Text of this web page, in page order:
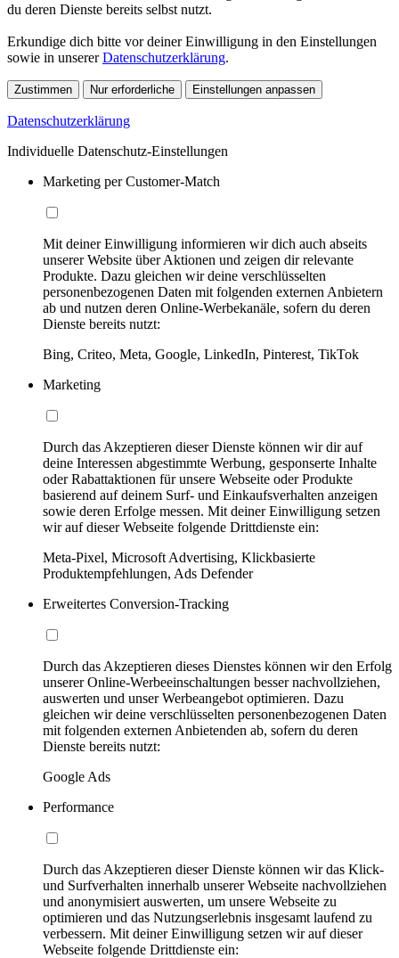
du deren Dienste bereits selbst nutzt.
Erkundige dich bitte vor deiner Einwilligung in den Einstellungen
sowie in unsererDatenschutzerklärung.
Zustimmen Nur erforderliche Einstellungen anpassen
Datenschutzerklärung
Individuelle Datenschutz-Einstellungen
Marketing per Customer-Match
Mit deiner Einwilligung informieren wir dich auch abseits
unserer Website über Aktionen und zeigen dir relevante
Produkte. Dazu gleichen wir deine verschlüsselten
personenbezogenen Daten mit folgenden externen Anbietern
ab und nutzen deren Online-Werbekanäle, sofern du deren
Dienste bereits nutzt:
Bing, Criteo, Meta, Google, LinkedIn, Pinterest, TikTok
Marketing
Durch das Akzeptieren dieser Dienste können wir dir auf
deine Interessen abgestimmte Werbung, gesponserte Inhalte
oder Rabattaktionen für unsere Webseite oder Produkte
basierend auf deinem Surf- und Einkaufsverhalten anzeigen
sowie deren Erfolge messen. Mit deiner Einwilligung setzen
wir auf dieser Webseite folgende Drittdienste ein:
Meta-Pixel, Microsoft Advertising, Klickbasierte
Produktempfehlungen, Ads Defender
Erweitertes Conversion-Tracking
Durch das Akzeptieren dieses Dienstes können wir den Erfolg
unserer Online-Werbeeinschaltungen besser nachvollziehen,
auswerten und unser Werbeangebot optimieren. Dazu
gleichen wir deine verschlüsselten personenbezogenen Daten
mit folgenden externen Anbietenden ab, sofern du deren
Dienste bereits nutzt:
Google Ads
Performance
Durch das Akzeptieren dieser Dienste können wir das Klick-
und Surfverhalten innerhalb unserer Webseite nachvollziehen
und anonymisiert auswerten, um unsere Webseite zu
optimieren und das Nutzungserlebnis insgesamt laufend zu
verbessern. Mit deiner Einwilligung setzen wir auf dieser
Webseite folgende Drittdienste ein: